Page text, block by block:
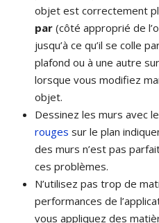
objet est correctement
par (côté approprié de
jusqu’à ce qu’il se colle
plafond ou à une autre
lorsque vous modifiez
objet.
Dessinez les murs avec
rouges sur le plan
des murs n’est pas
ces problèmes.
N’utilisez pas trop de
performances de
vous appliquez des